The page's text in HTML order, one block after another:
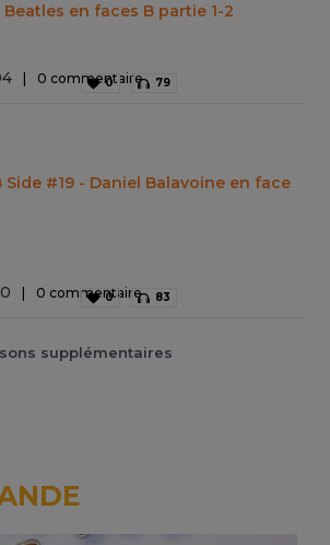
Beatles en faces B partie 1-2
0 commentaire
0 79
Side #19 - Daniel Balavoine en face
0 commentaire
0 83
supplémentaires